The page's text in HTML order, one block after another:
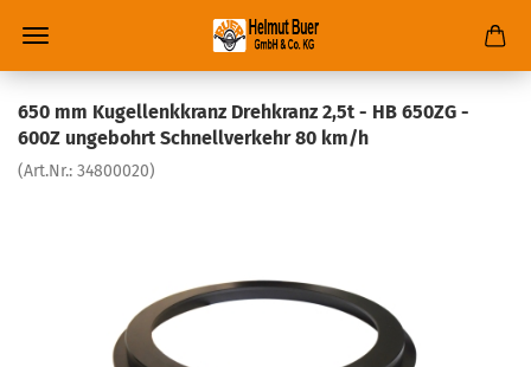
650 mm Kugellenkkranz Drehkranz 2,5t - HB 650ZG -
600Z ungebohrt Schnellverkehr 80 km/h
(Art.Nr.: 34800020)